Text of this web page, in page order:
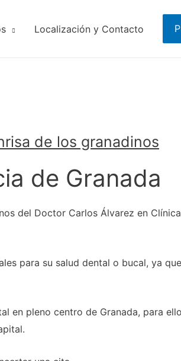
Localización y Contacto
de los granadinos
de Granada
del Doctor Carlos Álvarez en
para su salud dental o bucal, ya
en pleno centro de Granada, para